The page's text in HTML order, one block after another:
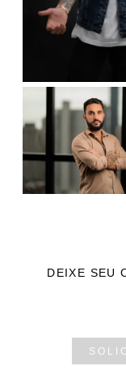
DEIXE SEU